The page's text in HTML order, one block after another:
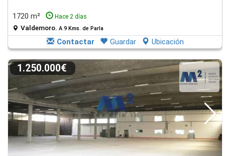
1720 m² Hace 2 días
Valdemoro. A 9 Kms. de Parla
Contactar Guardar Ubicación
1.250.000€